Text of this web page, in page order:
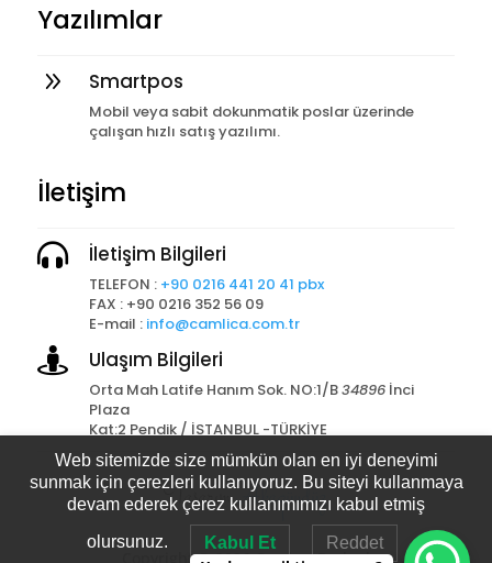
Yazılımlar
9 Smartpos
Mobil veya sabit dokunmatik poslar üzerinde
çalışan hızlı satış yazılımı.
İletişim
 İletişim Bilgileri
TELEFON : +90 0216 441 20 41 pbx
FAX : +90 0216 352 56 09
E-mail : info@camlica.com.tr
 Ulaşım Bilgileri
Orta Mah Latife Hanım Sok. NO:1/B34896İnci
Plaza
Kat:2 Pendik / İSTANBUL -TÜRKİYE
TasarımAkagündüz
Copyright © 2026 Çamlıca Barkod
Web sitemizde size mümkün olan en iyi deneyimi
sunmak için çerezleri kullanıyoruz. Bu siteyi kullanmaya
devam ederek çerez kullanımımızı kabul etmiş
olursunuz. Kabul Et Reddet